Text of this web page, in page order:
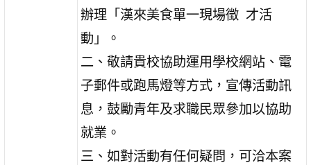
辦理「漢來美食單一現場徵 才活
動」。
二、敬請貴校協助運用學校網站、電
子郵件或跑馬燈等方式，宣傳活動訊
息，鼓勵青年及求職民眾參加以協助
就業。
三、如對活動有任何疑問，可洽本案